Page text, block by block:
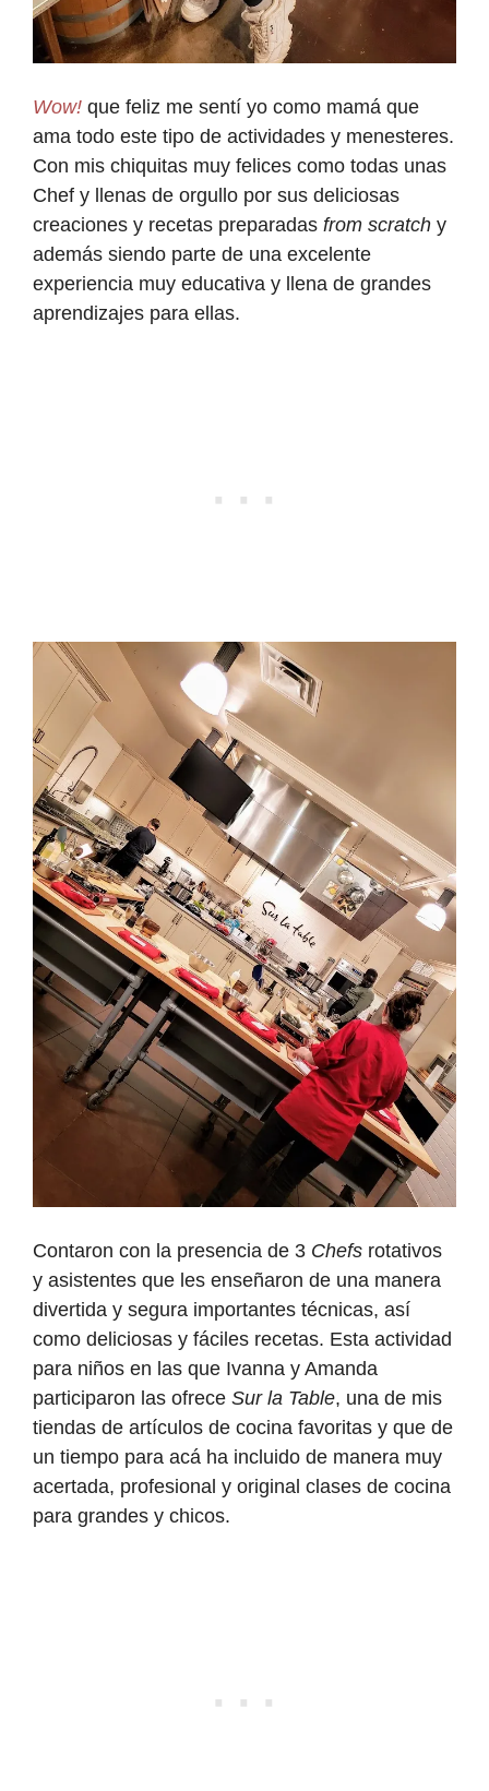
Wow! que feliz me sentí yo como mamá que
ama todo este tipo de actividades y menesteres.
Con mis chiquitas muy felices como todas unas
Chef y llenas de orgullo por sus deliciosas
creaciones y recetas preparadas from scratch y
además siendo parte de una excelente
experiencia muy educativa y llena de grandes
aprendizajes para ellas.
Contaron con la presencia de 3 Chefs rotativos
y asistentes que les enseñaron de una manera
divertida y segura importantes técnicas, así
como deliciosas y fáciles recetas. Esta actividad
para niños en las que Ivanna y Amanda
participaron las ofrece Sur la Table, una de mis
tiendas de artículos de cocina favoritas y que de
un tiempo para acá ha incluido de manera muy
acertada, profesional y original clases de cocina
para grandes y chicos.